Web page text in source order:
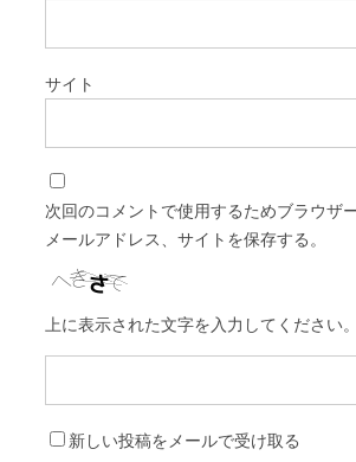
サイト
次回のコメントで使用するためブラウザ
メールアドレス、サイトを保存する。
上に表示された文字を入力してください。
新しい投稿をメールで受け取る